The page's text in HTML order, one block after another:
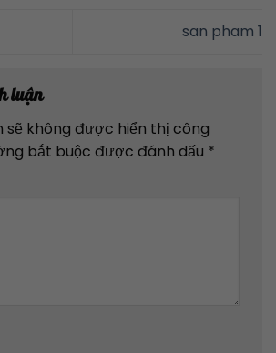
san pham 1
luận
sẽ không được hiển thị công
bắt buộc được đánh dấu *